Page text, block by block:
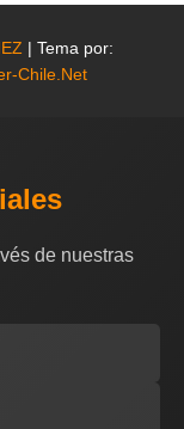
| Tema por:
Chile.Net
de nuestras